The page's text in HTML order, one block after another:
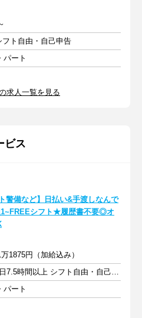
フト自由・自己申告
パート
求人一覧を見る
ビス
警備など】日払い&手渡しなんで
1~FREEシフト★履歴書不要◎オ
1875円（加給込み）
週1日以上 1日7.5時間以上 シフト自由・自己申告
パート